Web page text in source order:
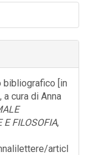
bibliografico [in
a cura di Anna
E FILOSOFIA,
articl